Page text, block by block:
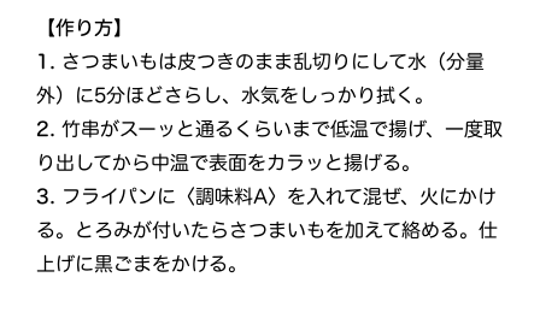
【作り方】
1. さつまいもは皮つきのまま乱切りにして水（分量
外）に5分ほどさらし、水気をしっかり拭く。
2. 竹串がスーッと通るくらいまで低温で揚げ、一度取
り出してから中温で表面をカラッと揚げる。
3. フライパンに〈調味料A〉を入れて混ぜ、火にかけ
る。とろみが付いたらさつまいもを加えて絡める。仕
上げに黒ごまをかける。